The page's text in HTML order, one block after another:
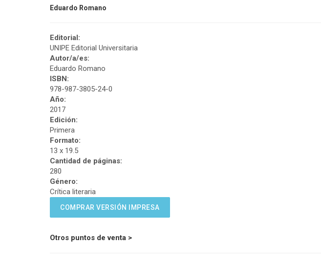
Eduardo Romano
Editorial:
UNIPE Editorial Universitaria
Autor/a/es:
Eduardo Romano
ISBN:
978-987-3805-24-0
Año:
2017
Edición:
Primera
Formato:
13 x 19.5
Cantidad de páginas:
280
Género:
Crítica literaria
COMPRAR VERSIÓN IMPRESA
Otros puntos de venta >